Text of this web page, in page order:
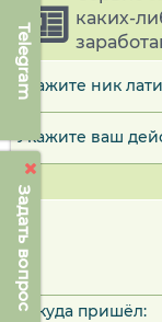
Telegram
Задать вопрос
каких-
Укажите ник
Укажите ваш
Откуда пришёл: